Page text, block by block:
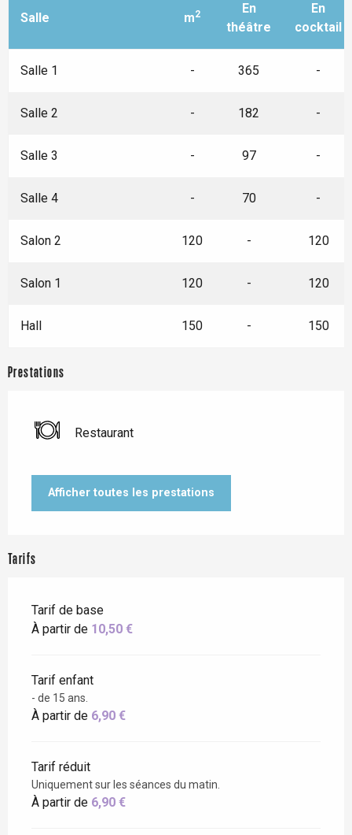
Salle m2
En
théâtre
En
cocktail
Salle 1 - 365 -
Salle 2 - 182 -
Salle 3 - 97 -
Salle 4 - 70 -
Salon 2 120 - 120
Salon 1 120 - 120
Hall 150 - 150
Prestations
Restaurant
Afficher toutes les prestations
Tarifs
Tarif de base
À partir de 10,50 €
Tarif enfant
- de 15 ans.
À partir de 6,90 €
Tarif réduit
Uniquement sur les séances du matin.
À partir de 6,90 €